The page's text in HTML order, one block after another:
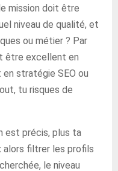
mission doit être
niveau de qualité, et
ou métier ? Par
être excellent en
stratégie SEO ou
tu risques de
est précis, plus ta
alors filtrer les profils
le niveau